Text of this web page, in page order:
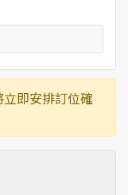
即安排訂位確